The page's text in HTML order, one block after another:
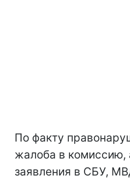
По факту
жалоба в комиссию,
заявления в СБУ,